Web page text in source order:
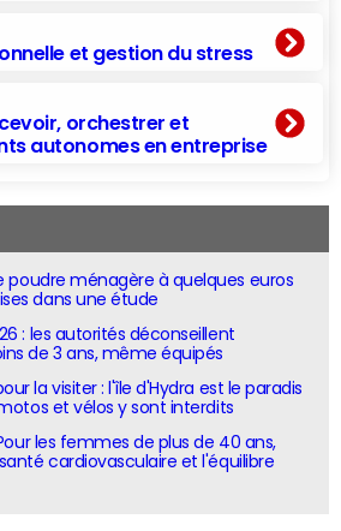
et gestion du stress
orchestrer et
autonomes en entreprise
poudre ménagère à quelques euros
dans une étude
: les autorités déconseillent
de 3 ans, même équipés
la visiter : l'île d'Hydra est le paradis
et vélos y sont interdits
les femmes de plus de 40 ans,
cardiovasculaire et l'équilibre